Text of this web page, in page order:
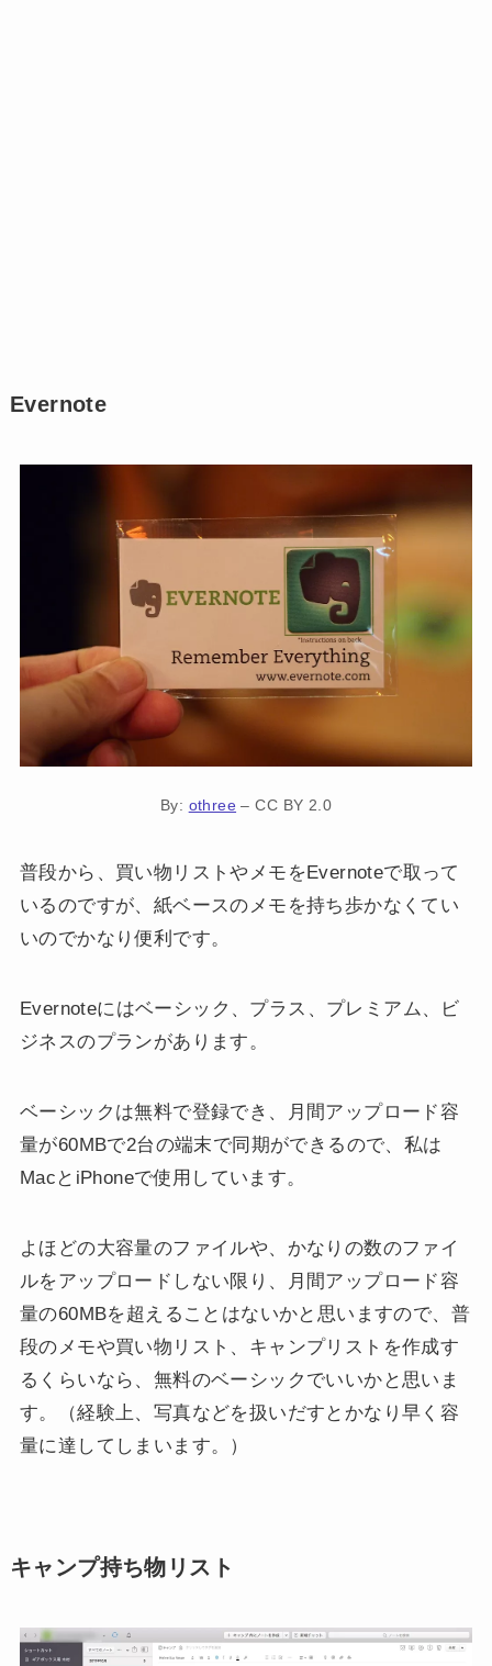
Evernote
By: othree – CC BY 2.0
普段から、買い物リストやメモをEvernoteで取って
いるのですが、紙ベースのメモを持ち歩かなくてい
いのでかなり便利です。
Evernoteにはベーシック、プラス、プレミアム、ビ
ジネスのプランがあります。
ベーシックは無料で登録でき、月間アップロード容
量が60MBで2台の端末で同期ができるので、私は
Mac と iPhoneで使用しています。
よほどの大容量のファイルや、かなりの数のファイ
ルをアップロードしない限り、月間アップロード容
量の60MBを超えることはないかと思いますので、普
段のメモや買い物リスト、キャンプリストを作成す
るくらいなら、無料のベーシックでいいかと思いま
す。（経験上、写真などを扱いだすとかなり早く容
量に達してしまいます。）
キャンプ持ち物リスト